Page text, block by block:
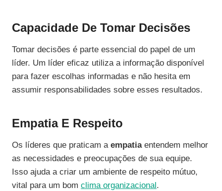
Capacidade De Tomar Decisões
Tomar decisões é parte essencial do papel de um
líder. Um líder eficaz utiliza a informação disponível
para fazer escolhas informadas e não hesita em
assumir responsabilidades sobre esses resultados.
Empatia E Respeito
Os líderes que praticam a empatiaentendem melhor
as necessidades e preocupações de sua equipe.
Isso ajuda a criar um ambiente de respeito mútuo,
vital para um bom clima organizacional .